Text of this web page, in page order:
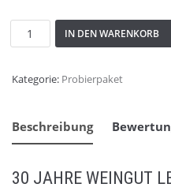
IN DEN WARENKORB
Kategorie: Probierpaket
Beschreibung
30 JAHRE WEINGUT